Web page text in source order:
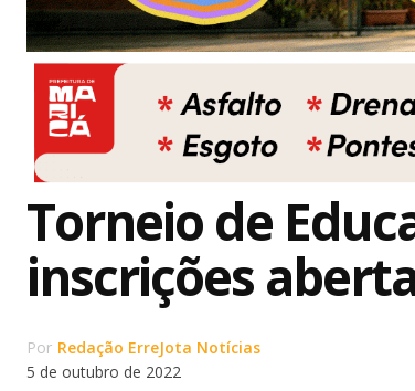
Torneio de
inscrições
Por Redação ErreJota Notícias
5 de outubro de 2022